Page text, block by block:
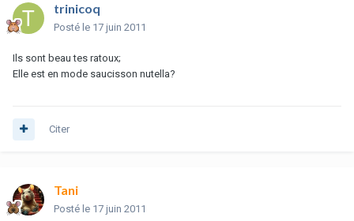
trinicoq
Posté le 17 juin 2011
Ils sont beau tes ratoux;
Elle est en mode saucisson nutella?
Citer
Tani
Posté le 17 juin 2011